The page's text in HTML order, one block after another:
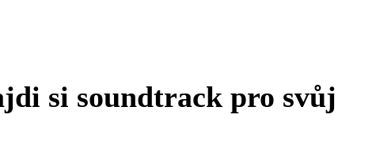
si soundtrack pro svůj